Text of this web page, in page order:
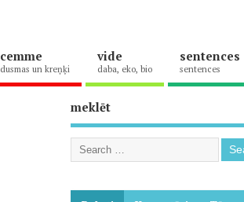
cemme
dusmas un kreņķi
vide
daba, eko, bio
sentences
sentences
meklēt